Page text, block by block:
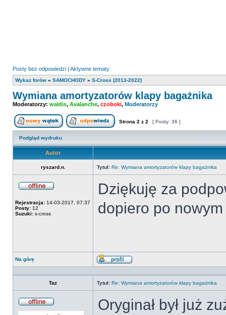
Posty bez odpowiedzi | Aktywne tematy
Wykaz forów » SAMOCHODY » S-Cross (2013-2022)
Wymiana amortyzatorów klapy bagażnika
Moderatorzy: waldis, Avalanche, czoboki, Moderatorzy
Nowy temat Odpowiedz w temacie
Strona 2 z 2 [ Posty: 36 ]
Podgląd wydruku
Autor
ryszard.n. Tytuł: Re: Wymiana amortyzatorów klapy bagażnika
Rejestracja: 14-03-2017, 07:37
Posty: 12
Suzuki: s-cross
Dziękuję za
dopiero po
Na górę
Wyświetl
Taz
Tytuł: Re: Wymiana amortyzatorów klapy bagażnika
Oryginał był już